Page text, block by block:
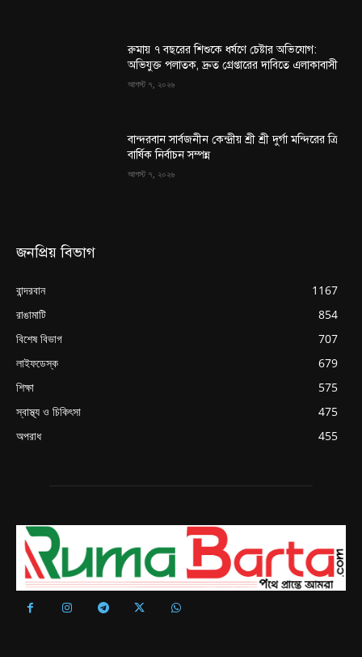
রুমায় ৭ বছরের শিশুকে ধর্ষণে চেষ্টার অভিযোগ:
অভিযুক্ত পলাতক, দ্রুত গ্রেপ্তারের দাবিতে এলাকাবাসী
আগস্ট ৭, ২০২৬
বান্দরবান সার্বজনীন কেন্দ্রীয় শ্রী শ্রী দুর্গা মন্দিরের ত্রি
বার্ষিক নির্বাচন সম্পন্ন
আগস্ট ৭, ২০২৬
জনপ্রিয় বিভাগ
বান্দরবান
1167
রাঙামাটি
854
বিশেষ বিভাগ
707
লাইফডেস্ক
679
শিক্ষা
575
স্বাস্থ্য ও চিকিৎসা
475
অপরাধ
455